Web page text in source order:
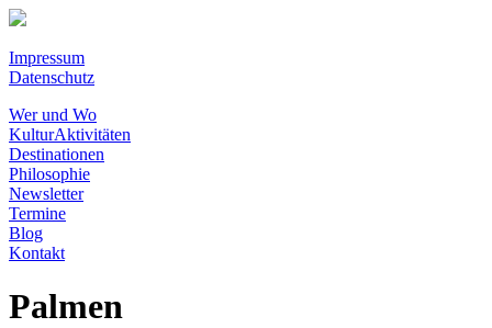
Impressum
Datenschutz
Wer und Wo
KulturAktivitäten
Destinationen
Philosophie
Newsletter
Termine
Blog
Kontakt
Palmen